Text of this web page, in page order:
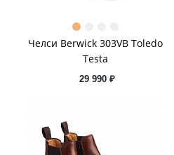
Челси Berwick 303VB Toledo
Testa
29 990 ₽